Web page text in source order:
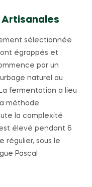
sélectionnée
égrappés et
par un
naturel au
fermentation a lieu
méthode
la complexité
élevé pendant 6
régulier, sous le
Pascal